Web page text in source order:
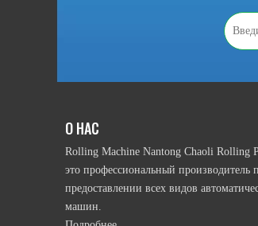
О НАС
Rolling Machine Nantong Chaoli Rolling
это профессиональный
предоставлении всех видов
машин.